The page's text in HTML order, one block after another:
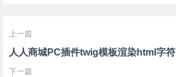
上一篇
人人商城PC插件twig模板渲染html字符
下一篇